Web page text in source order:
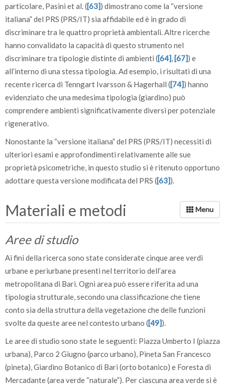
particolare, Pasini et al. ([63]) dimostrano come la “versione
italiana” del PRS (PRS/IT) sia affidabile ed è in grado di
discriminare tra le quattro proprietà ambientali. Altre ricerche
hanno convalidato la capacità di questo strumento nel
discriminare tra tipologie distinte di ambienti ([64],[67]) e
all’interno di una stessa tipologia. Ad esempio, i risultati di una
recente ricerca di Tenngart Ivarsson & Hagerhall ([74]) hanno
evidenziato che una medesima tipologia (giardino) può
comprendere ambienti significativamente diversi per potenziale
rigenerativo.
Nonostante la “versione italiana” del PRS (PRS/IT) necessiti di
ulteriori esami e approfondimenti relativamente alle sue
proprietà psicometriche, in questo studio si è ritenuto opportuno
adottare questa versione modificata del PRS ([63]).
Materiali e metodi
Aree di studio
Ai fini della ricerca sono state considerate cinque aree verdi
urbane e periurbane presenti nel territorio dell’area
metropolitana di Bari. Ogni area può essere riferita ad una
tipologia strutturale, secondo una classificazione che tiene
conto sia della struttura della vegetazione che delle funzioni
svolte da queste aree nel contesto urbano ([49]).
Le aree di studio sono state le seguenti: Piazza Umberto I (piazza
urbana), Parco 2 Giugno (parco urbano), Pineta San Francesco
(pineta), Giardino Botanico di Bari (orto botanico) e Foresta di
Mercadante (area verde “naturale”). Per ciascuna area verde si è